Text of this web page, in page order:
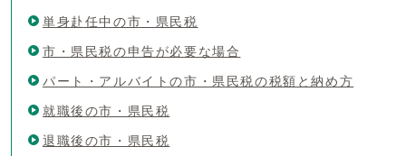
単身赴任中の市・県民税
市・県民税の申告が必要な場合
パート・アルバイトの市・県民税の税額と納め方
就職後の市・県民税
退職後の市・県民税